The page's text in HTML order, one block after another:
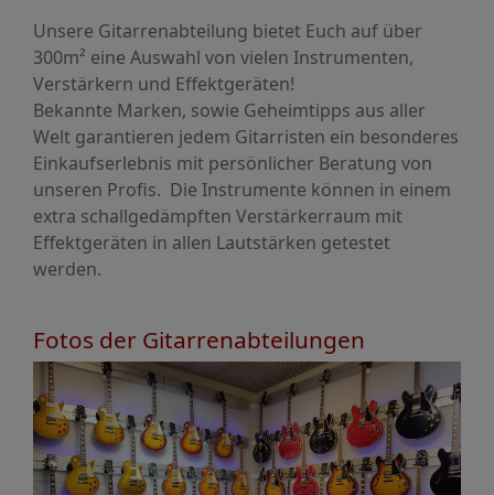
Unsere Gitarrenabteilung bietet Euch auf über
300m² eine Auswahl von vielen Instrumenten,
Verstärkern und Effektgeräten!
Bekannte Marken, sowie Geheimtipps aus aller
Welt garantieren jedem Gitarristen ein besonderes
Einkaufserlebnis mit persönlicher Beratung von
unseren Profis. Die Instrumente können in einem
extra schallgedämpften Verstärkerraum mit
Effektgeräten in allen Lautstärken getestet
werden.
Fotos der Gitarrenabteilungen